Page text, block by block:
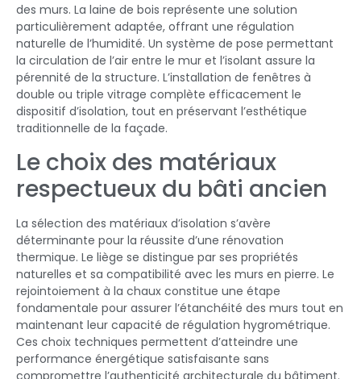
des murs. La laine de bois représente une solution
particulièrement adaptée, offrant une régulation
naturelle de l’humidité. Un système de pose permettant
la circulation de l’air entre le mur et l’isolant assure la
pérennité de la structure. L’installation de fenêtres à
double ou triple vitrage complète efficacement le
dispositif d’isolation, tout en préservant l’esthétique
traditionnelle de la façade.
Le choix des matériaux
respectueux du bâti ancien
La sélection des matériaux d’isolation s’avère
déterminante pour la réussite d’une rénovation
thermique. Le liège se distingue par ses propriétés
naturelles et sa compatibilité avec les murs en pierre. Le
rejointoiement à la chaux constitue une étape
fondamentale pour assurer l’étanchéité des murs tout en
maintenant leur capacité de régulation hygrométrique.
Ces choix techniques permettent d’atteindre une
performance énergétique satisfaisante sans
compromettre l’authenticité architecturale du bâtiment.